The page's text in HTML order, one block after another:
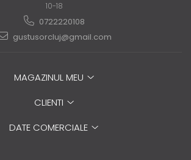
10-18
0722220108
gustusorcluj@gmail.com
MAGAZINUL MEU
CLIENTI
DATE COMERCIALE